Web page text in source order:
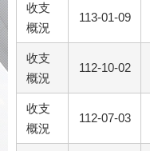
收支
概況
113-01-09
收支
概況
112-10-02
收支
概況
112-07-03